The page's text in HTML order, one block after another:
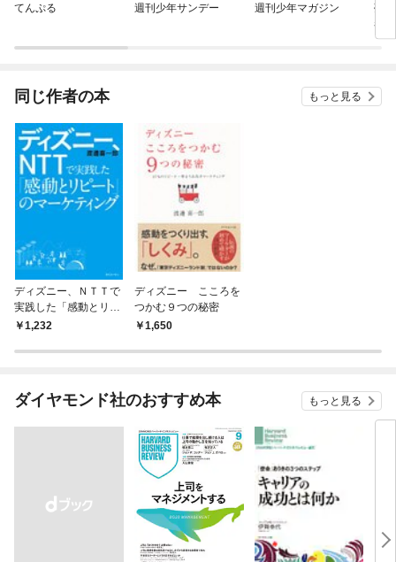
てんぷる 週刊少年サンデー 週刊少年マガジン
夢
者
同じ作者の本 もっと見る
ディズニー、ＮＴＴで
実践した「感動とリピ
ート」のマーケティン
1,232
ディズニー こころを
つかむ９つの秘密
1,650
ダイヤモンド社のおすすめ本 もっと見る